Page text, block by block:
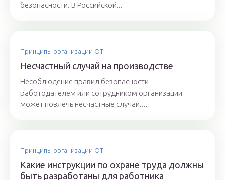
безопасности. В Российской...
Принципы организации ОТ
Несчастный случай на производстве
Несоблюдение правил безопасности
работодателем или сотрудником организации
может повлечь несчастные случаи....
Принципы организации ОТ
Какие инструкции по охране труда должны
быть разработаны для работника